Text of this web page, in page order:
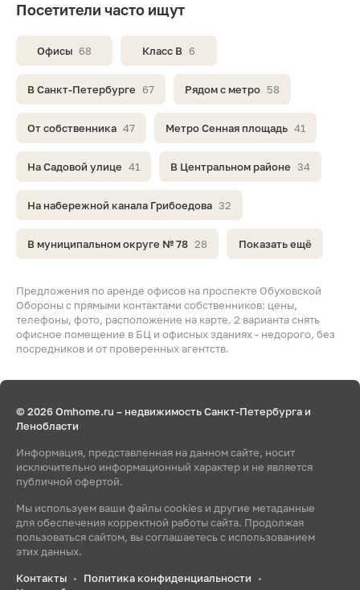
Предложения по аренде офисов на проспекте Обуховской
Обороны с прямыми контактами собственников: цены,
телефоны, фото, расположение на карте. 2 варианта снять
офисное помещение в БЦ и офисных зданиях - недорого, без
посредников и от проверенных агентств.
Посетители часто ищут
Офисы 68 Класс B 6
В Санкт-Петербурге 67 Рядом с метро 58
От собственника 47 Метро Сенная площадь 41
На Садовой улице 41 В Центральном районе 34
На набережной канала Грибоедова 32
В муниципальном округе № 78 28 Показать ещё
© 2026 Omhome.ru – недвижимость Санкт-Петербурга и
Ленобласти
Информация, представленная на данном сайте, носит
исключительно информационный характер и не является
публичной офертой.
Мы используем ваши файлы cookies и другие метаданные
для обеспечения корректной работы сайта. Продолжая
пользоваться сайтом, вы соглашаетесь с использованием
этих данных.
Контакты • Политика конфиденциальности •